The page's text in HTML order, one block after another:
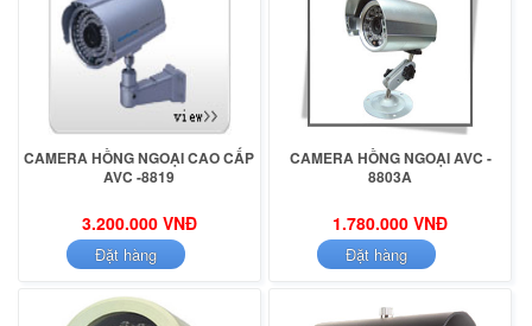
CAMERA HỒNG NGOẠI AVC -
8803A
1.780.000 VNĐ
Đặt hàng
CAMERA HỒNG NGOẠI CAO CẤP
AVC -8819
3.200.000 VNĐ
Đặt hàng